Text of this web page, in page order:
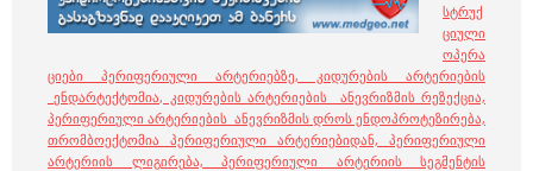
სტრუქ
ციული
ოპერა
ციები პერიფერიული არტერიებზე, კიდურების არტერიების
ენდარტექტომია, კიდურების არტერიების ანევრიზმის რეზექცია,
პერიფერიული არტერიების ანევრიზმის დროს ენდოპროტეზირება,
თრომბოექტომია პერიფერიული არტერიებიდან, პერიფერიული
არტერიის ლიგირება, პერიფერიული არტერიის სეგმენტის